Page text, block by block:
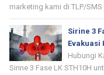
marketing kami di TLP/SMS
Sirine 3
Evakuasi
Hubungi
Sirine 3 Fase LK STH10H